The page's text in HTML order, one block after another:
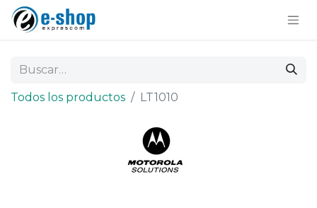
Todos los productos LT1010